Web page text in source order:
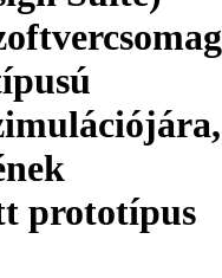
prototípus